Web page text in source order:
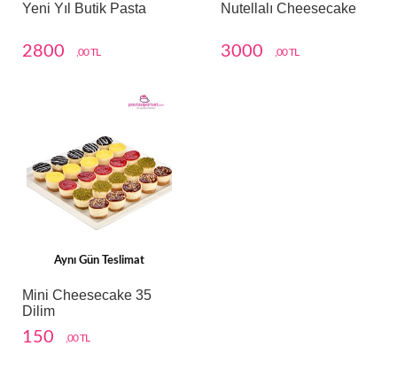
Yeni Yıl Butik Pasta
2800 ,00 TL
Nutellalı Cheesecake
3000 ,00 TL
Aynı Gün Teslimat
Mini Cheesecake 35
Dilim
150 ,00 TL